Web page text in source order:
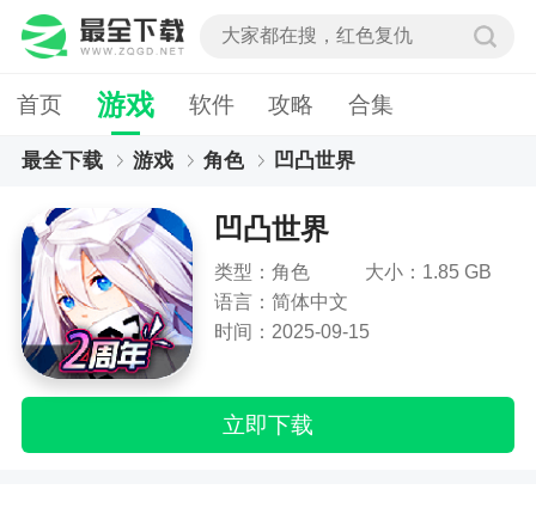
首页 游戏 软件 攻略 合集
最全下载 游戏 角色 凹凸世界
凹凸世界
类型：角色
大小：1.85 GB
语言：简体中文
时间：2025-09-15
立即下载